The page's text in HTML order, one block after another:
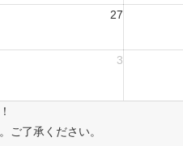
27
3
ご了承ください。